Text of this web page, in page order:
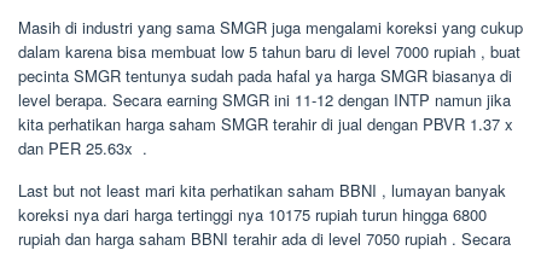
Masih di industri yang sama SMGR juga mengalami koreksi yang cukup
dalam karena bisa membuat low 5 tahun baru di level 7000 rupiah , buat
pecinta SMGR tentunya sudah pada hafal ya harga SMGR biasanya di
level berapa. Secara earning SMGR ini 11-12 dengan INTP namun jika
kita perhatikan harga saham SMGR terahir di jual dengan PBVR 1.37 x
dan PER 25.63x .
Last but not least mari kita perhatikan saham BBNI , lumayan banyak
koreksi nya dari harga tertinggi nya 10175 rupiah turun hingga 6800
rupiah dan harga saham BBNI terahir ada di level 7050 rupiah . Secara